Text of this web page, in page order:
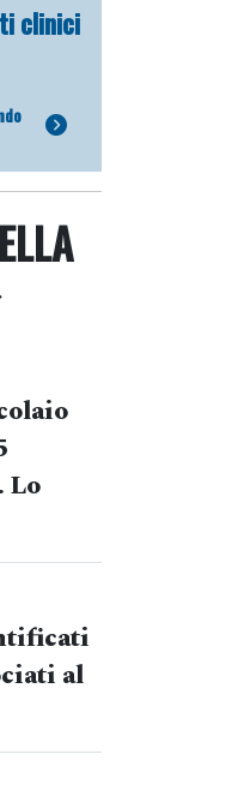
clinici
Lo
al